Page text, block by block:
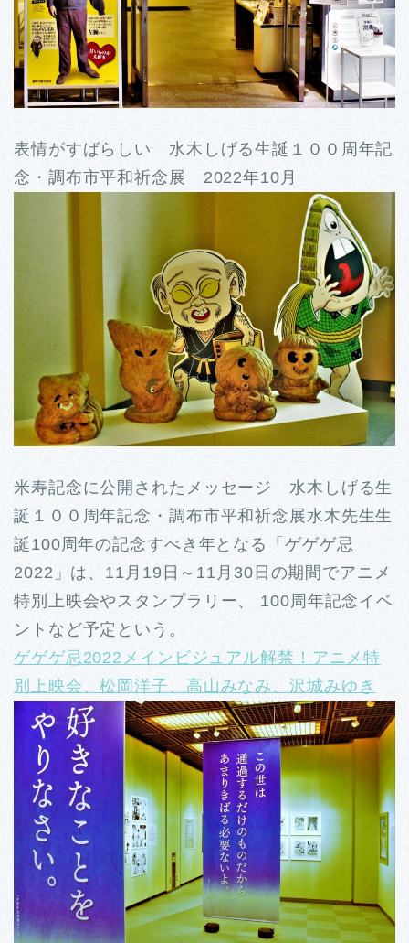
表情がすばらしい 水木しげる生誕１００周年記
念・調布市平和祈念展 2022年10月
米寿記念に公開されたメッセージ 水木しげる生
誕１００周年記念・調布市平和祈念展水木先生生
誕100周年の記念すべき年となる「ゲゲゲ忌
2022」は、11月19日～11月30日の期間でアニメ
特別上映会やスタンプラリー、 100周年記念イベ
ントなど予定という。
ゲゲゲ忌2022メインビジュアル解禁！アニメ特
別上映会、松岡洋子、高山みなみ、沢城みゆき